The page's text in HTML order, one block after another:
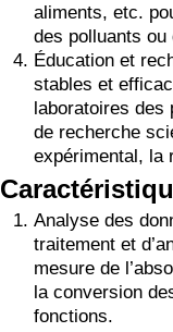
aliments, etc.
des polluants ou
Éducation et
stables et
laboratoires des
de recherche
expérimental, la
Analyse des
traitement et
mesure de
la conversion
fonctions.